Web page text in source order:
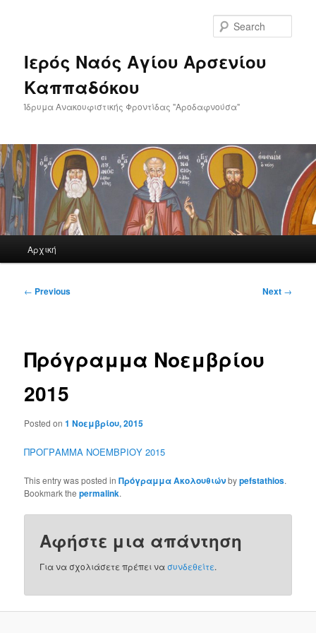
Ιερός Ναός Αγίου Αρσενίου
Καππαδόκου
Ίδρυμα Ανακουφιστικής Φροντίδας "Αροδαφνούσα"
Αρχική
Post
← Previous Next →
Πρόγραμμα Νοεμβρίου
2015
Posted on1 Νοεμβρίου, 2015
ΠΡΟΓΡΑΜΜΑ ΝΟΕΜΒΡΙΟΥ 2015
This entry was posted inΠρόγραμμα Ακολουθιώνbypefstathios.
Bookmark thepermalink.
Αφήστε μια απάντηση
Για να σχολιάσετε πρέπει νασυνδεθείτε.